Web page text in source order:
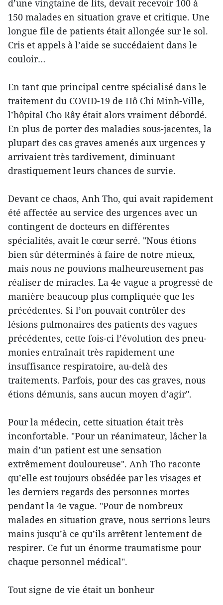
d’une vingtaine de lits, devait recevoir 100 à
150 malades en situation grave et critique. Une
longue file de patients était allongée sur le sol.
Cris et appels à l’aide se succédaient dans le
couloir…
En tant que principal centre spécialisé dans le
traitement du COVID-19 de Hô Chi Minh-Ville,
l’hôpital Cho Rây était alors vraiment débordé.
En plus de porter des maladies sous-jacentes, la
plupart des cas graves amenés aux urgences y
arrivaient très tardivement, diminuant
drastiquement leurs chances de survie.
Devant ce chaos, Anh Tho, qui avait rapidement
été affectée au service des urgences avec un
contingent de docteurs en différentes
spécialités, avait le cœur serré. "Nous étions
bien sûr déterminés à faire de notre mieux,
mais nous ne pouvions malheureusement pas
réaliser de miracles. La 4e vague a progressé de
manière beaucoup plus compliquée que les
précédentes. Si l’on pouvait contrôler des
lésions pulmonaires des patients des vagues
précédentes, cette fois-ci l’évolution des pneu-
monies entraînait très rapidement une
insuffisance respiratoire, au-delà des
traitements. Parfois, pour des cas graves, nous
étions démunis, sans aucun moyen d’agir".
Pour la médecin, cette situation était très
inconfortable. "Pour un réanimateur, lâcher la
main d’un patient est une sensation
extrêmement douloureuse". Anh Tho raconte
qu’elle est toujours obsédée par les visages et
les derniers regards des personnes mortes
pendant la 4e vague. "Pour de nombreux
malades en situation grave, nous serrions leurs
mains jusqu’à ce qu’ils arrêtent lentement de
respirer. Ce fut un énorme traumatisme pour
chaque personnel médical".
Tout signe de vie était un bonheur